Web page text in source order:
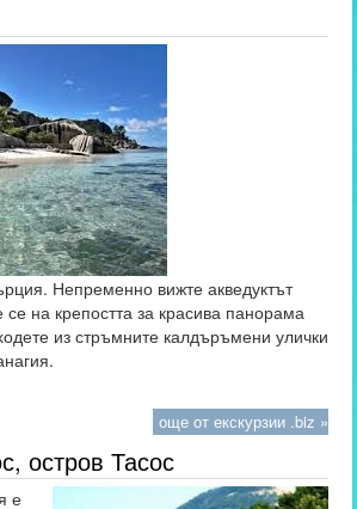
Непременно вижте акведуктът
се на крепостта за красива панорама
из стръмните калдъръмени улички
още от екскурзии .biz »
остров Тасос
е